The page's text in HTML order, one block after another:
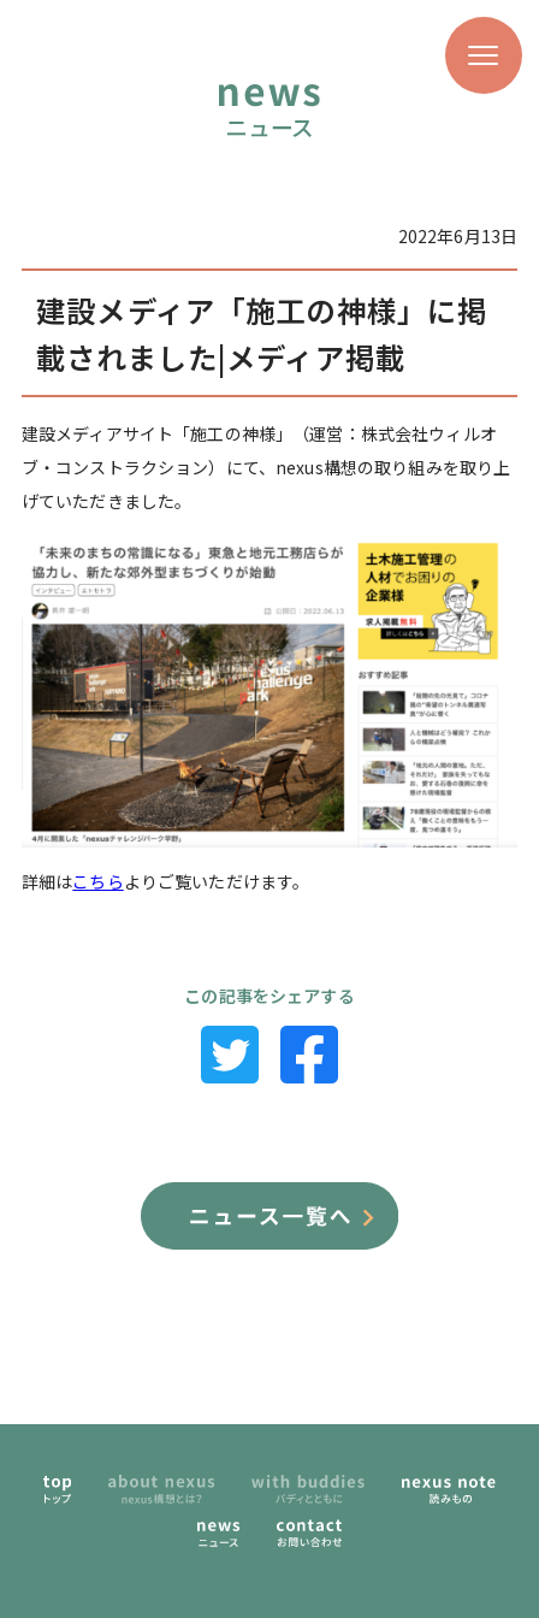
2022年6月13日
建設メディア「施工の神様」に掲
載されました|メディア掲載
建設メディアサイト「施工の神様」（運営：株式会社ウィルオ
ブ・コンストラクション）にて、nexus構想の取り組みを取り上
げていただきました。
詳細はこちら よりご覧いただけます。
この記事をシェアする